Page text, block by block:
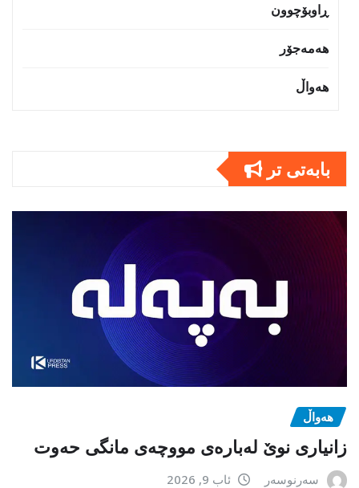
ڕاوبۆچوون
هەمەجۆر
هەواڵ
بابەتى تر
هەواڵ
زانیاری نوێ لەبارەی مووچەی مانگی حەوت
سەرنوسەر ئاب 9, 2026